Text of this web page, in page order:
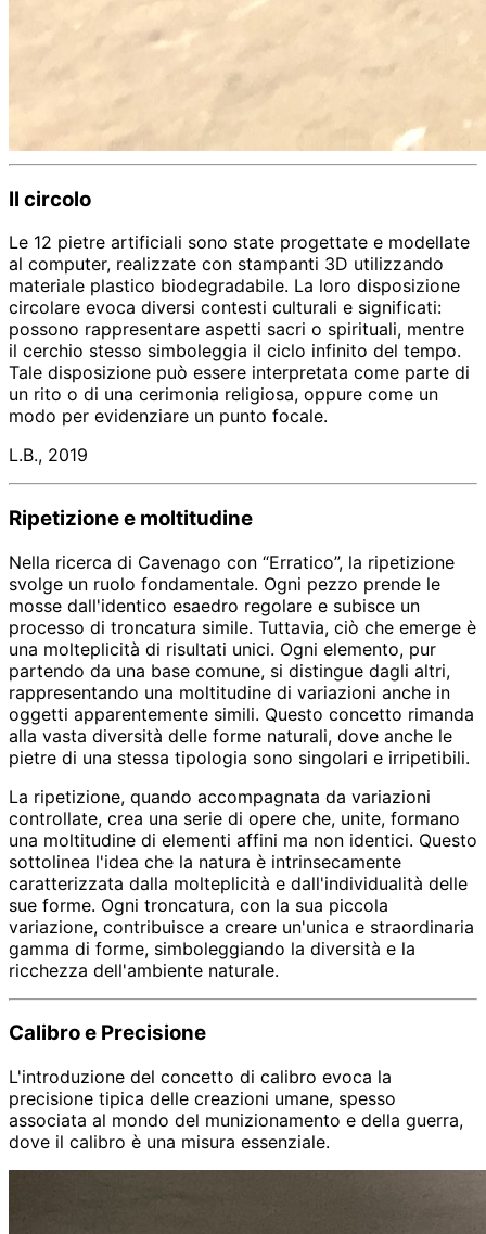
Il circolo
Le 12 pietre artificiali sono state progettate e modellate
al computer, realizzate con stampanti 3D utilizzando
materiale plastico biodegradabile. La loro disposizione
circolare evoca diversi contesti culturali e significati:
possono rappresentare aspetti sacri o spirituali, mentre
il cerchio stesso simboleggia il ciclo infinito del tempo.
Tale disposizione può essere interpretata come parte di
un rito o di una cerimonia religiosa, oppure come un
modo per evidenziare un punto focale.
L.B., 2019
Ripetizione e moltitudine
Nella ricerca di Cavenago con “Erratico”, la ripetizione
svolge un ruolo fondamentale. Ogni pezzo prende le
mosse dall'identico esaedro regolare e subisce un
processo di troncatura simile. Tuttavia, ciò che emerge è
una molteplicità di risultati unici. Ogni elemento, pur
partendo da una base comune, si distingue dagli altri,
rappresentando una moltitudine di variazioni anche in
oggetti apparentemente simili. Questo concetto rimanda
alla vasta diversità delle forme naturali, dove anche le
pietre di una stessa tipologia sono singolari e irripetibili.
La ripetizione, quando accompagnata da variazioni
controllate, crea una serie di opere che, unite, formano
una moltitudine di elementi affini ma non identici. Questo
sottolinea l'idea che la natura è intrinsecamente
caratterizzata dalla molteplicità e dall'individualità delle
sue forme. Ogni troncatura, con la sua piccola
variazione, contribuisce a creare un'unica e straordinaria
gamma di forme, simboleggiando la diversità e la
ricchezza dell'ambiente naturale.
Calibro e Precisione
L'introduzione del concetto di calibro evoca la
precisione tipica delle creazioni umane, spesso
associata al mondo del munizionamento e della guerra,
dove il calibro è una misura essenziale.